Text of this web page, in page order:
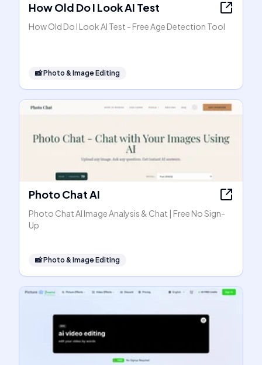
How Old Do I Look AI Test
How Old Do I Look AI Test - Free Age Detection Tool
📸Photo & Image Editing
Photo Chat AI
Photo Chat AI Image Analysis & Chat | Free No Sign-
Up
📸Photo & Image Editing